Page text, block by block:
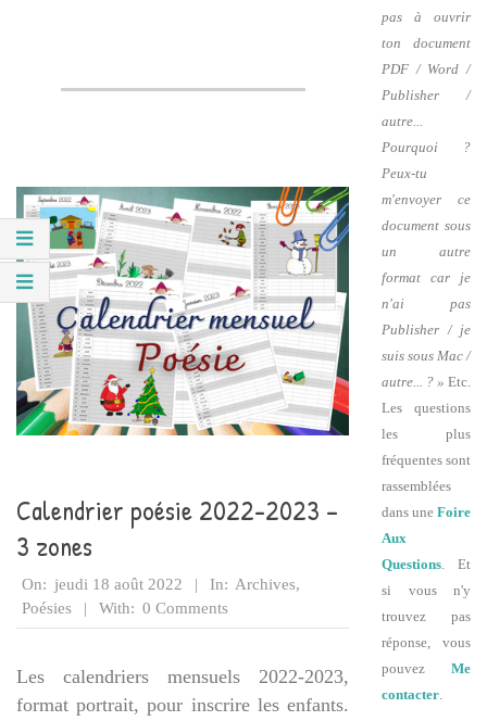
Calendrier poésie 2022-2023 –
3 zones
2022-
08-
18
On: jeudi 18 août 2022 In: Archives,
Poésies
With: 0 Comments
Les calendriers mensuels 2022-2023,
format portrait, pour inscrire les enfants.
pas à ouvrir
ton document
PDF / Word /
Publisher /
autre...
Pourquoi ?
Peux-tu
m'envoyer ce
document sous
un autre
format car je
n'ai pas
Publisher / je
suis sous Mac /
autre... ? » Etc.
Les questions
les plus
fréquentes sont
rassemblées
dans une Foire
Aux
Questions . Et
si vous n'y
trouvez pas
réponse, vous
pouvez Me
contacter